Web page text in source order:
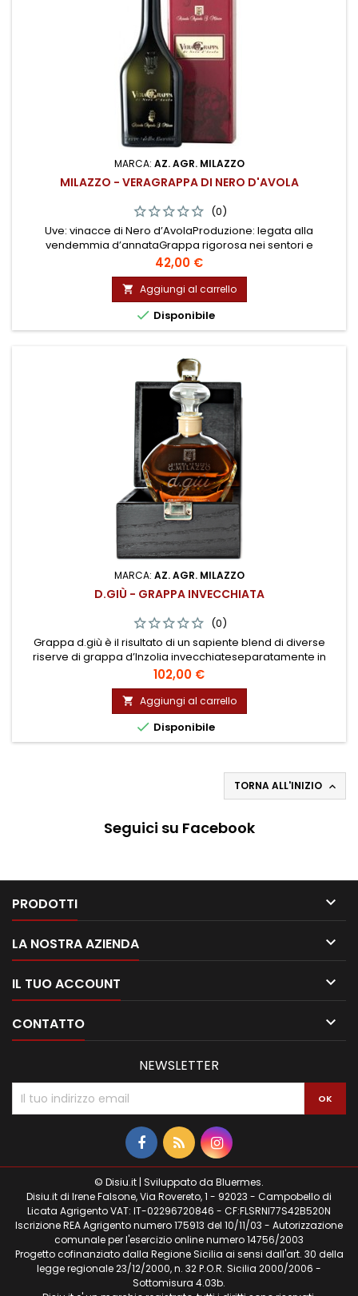
MARCA: AZ. AGR. MILAZZO
MILAZZO - VERAGRAPPA DI NERO D'AVOLA
(0)
Uve: vinacce di Nero d’AvolaProduzione: legata alla
vendemmia d’annataGrappa rigorosa nei sentori e
armoniosa al retrogusto. Grazie alle vinacce di Nero d’Avola
e alla loro particolare fermentazione alcolica, il distillato che
ne deriva si caratterizza per un rotondo ed equilibrato
bouquet.
Prezzo
42,00 €
 Aggiungi al carrello
 Disponibile
MARCA: AZ. AGR. MILAZZO
D.GIÙ - GRAPPA INVECCHIATA
(0)
Grappa d.giù è il risultato di un sapiente blend di diverse
riserve di grappa d’Inzolia invecchiateseparatamente in
barriques di rovere di media tostatura, per un minimo di 10
anni fi no ad oltre 30 anni (leprime botti sono state riempite
alla metà degli anni Novanta).Una lenta e paziente
maturazione con assemblaggio fi nale, dopo l’affinamento in
legno...
Prezzo
102,00 €
 Aggiungi al carrello
 Disponibile
TORNA ALL'INIZIO 
Seguici su Facebook
PRODOTTI 
LA NOSTRA AZIENDA 
IL TUO ACCOUNT 
CONTATTO 
NEWSLETTER
© Disiu.it | Sviluppato da Bluermes.
Disiu.it di Irene Falsone, Via Rovereto, 1 - 92023 - Campobello di
Licata Agrigento VAT: IT-02296720846 - CF:FLSRNI77S42B520N
Iscrizione REA Agrigento numero 175913 del 10/11/03 - Autorizzazione
comunale per l'esercizio online numero 14756/2003
Progetto cofinanziato dalla Regione Sicilia ai sensi dall'art. 30 della
legge regionale 23/12/2000, n. 32 P.O.R. Sicilia 2000/2006 -
Sottomisura 4.03b.